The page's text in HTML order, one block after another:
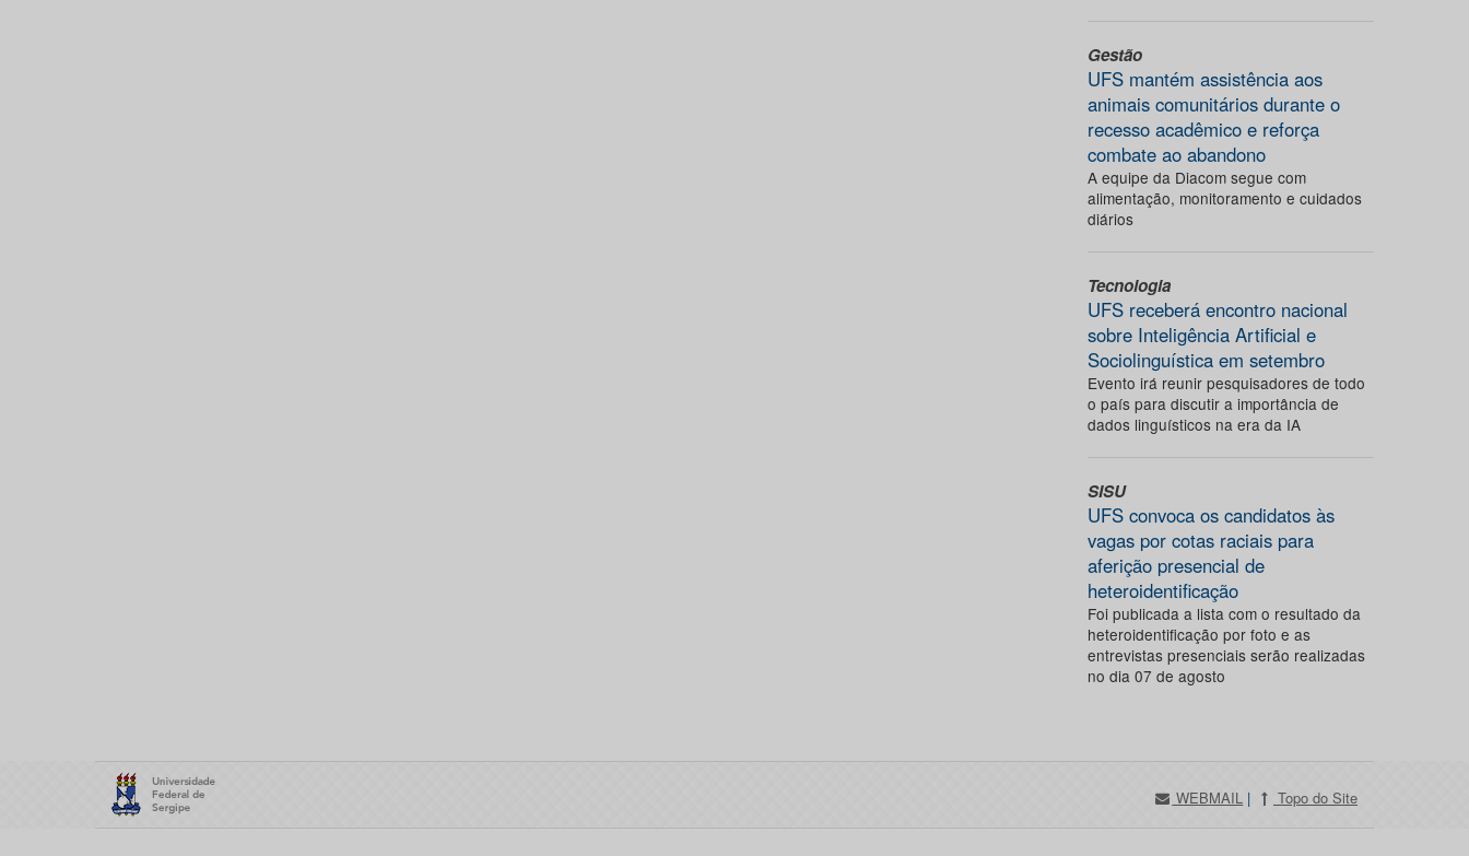
Gestão
UFS mantém assistência aos
animais comunitários durante o
recesso acadêmico e reforça
combate ao abandono
A equipe da Diacom segue com
alimentação, monitoramento e cuidados
diários
Tecnologia
UFS receberá encontro nacional
sobre Inteligência Artificial e
Sociolinguística em setembro
Evento irá reunir pesquisadores de todo
o país para discutir a importância de
dados linguísticos na era da IA
SISU
UFS convoca os candidatos às
vagas por cotas raciais para
aferição presencial de
heteroidentificação
Foi publicada a lista com o resultado da
heteroidentificação por foto e as
entrevistas presenciais serão realizadas
no dia 07 de agosto
WEBMAIL | Topo do Site